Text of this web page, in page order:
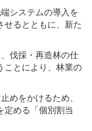
システムの導入を
るとともに、新た
伐採・再造林の仕
ことにより、林業の
めをかけるため、
定める「個別割当